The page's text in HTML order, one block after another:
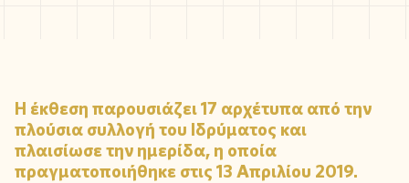
Η έκθεση παρουσιάζει 17 αρχέτυπα από την
πλούσια συλλογή του Ιδρύματος και
πλαισίωσε την ημερίδα, η οποία
πραγματοποιήθηκε στις 13 Απριλίου 2019.